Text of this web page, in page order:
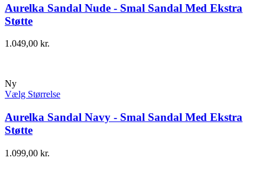
Aurelka Sandal Nude - Smal Sandal Med Ekstra
Støtte
1.049,00 kr.
Ny
Vælg Størrelse
Aurelka Sandal Navy - Smal Sandal Med Ekstra
Støtte
1.099,00 kr.